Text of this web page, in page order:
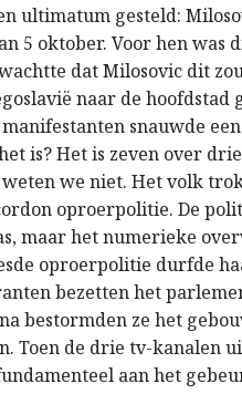
ultimatum gesteld:
5 oktober. Voor hen was
dat Milosovic dit
naar de hoofdstad
snauwde
is? Het is zeven over
weten we niet. Het volk
oproerpolitie. De
maar het numerieke
oproerpolitie durfde
bezetten het
bestormden ze het
Toen de drie tv-kanalen
aan het